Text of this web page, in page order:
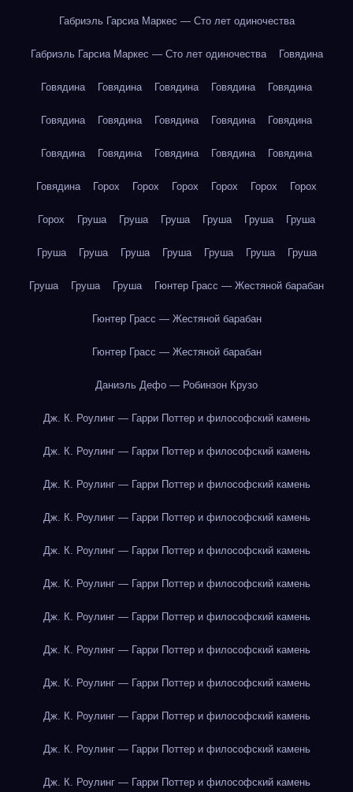
Габриэль Гарсиа Маркес — Сто лет одиночества
Габриэль Гарсиа Маркес — Сто лет одиночества Говядина
Говядина Говядина Говядина Говядина Говядина
Говядина Говядина Говядина Говядина Говядина
Говядина Говядина Говядина Говядина Говядина
Говядина Горох Горох Горох Горох Горох Горох
Горох Груша Груша Груша Груша Груша Груша
Груша Груша Груша Груша Груша Груша Груша
Груша Груша Груша Гюнтер Грасс — Жестяной барабан
Гюнтер Грасс — Жестяной барабан
Гюнтер Грасс — Жестяной барабан
Даниэль Дефо — Робинзон Крузо
Дж. К. Роулинг — Гарри Поттер и философский камень
Дж. К. Роулинг — Гарри Поттер и философский камень
Дж. К. Роулинг — Гарри Поттер и философский камень
Дж. К. Роулинг — Гарри Поттер и философский камень
Дж. К. Роулинг — Гарри Поттер и философский камень
Дж. К. Роулинг — Гарри Поттер и философский камень
Дж. К. Роулинг — Гарри Поттер и философский камень
Дж. К. Роулинг — Гарри Поттер и философский камень
Дж. К. Роулинг — Гарри Поттер и философский камень
Дж. К. Роулинг — Гарри Поттер и философский камень
Дж. К. Роулинг — Гарри Поттер и философский камень
Дж. К. Роулинг — Гарри Поттер и философский камень